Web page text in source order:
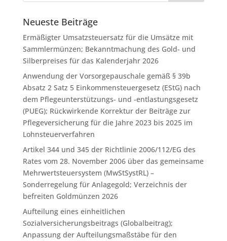
Neueste Beiträge
Ermäßigter Umsatzsteuersatz für die Umsätze mit
Sammlermünzen; Bekanntmachung des Gold- und
Silberpreises für das Kalenderjahr 2026
Anwendung der Vorsorgepauschale gemäß § 39b
Absatz 2 Satz 5 Einkommensteuergesetz (EStG) nach
dem Pflegeunterstützungs- und -entlastungsgesetz
(PUEG); Rückwirkende Korrektur der Beiträge zur
Pflegeversicherung für die Jahre 2023 bis 2025 im
Lohnsteuerverfahren
Artikel 344 und 345 der Richtlinie 2006/112/EG des
Rates vom 28. November 2006 über das gemeinsame
Mehrwertsteuersystem (MwStSystRL) –
Sonderregelung für Anlagegold; Verzeichnis der
befreiten Goldmünzen 2026
Aufteilung eines einheitlichen
Sozialversicherungsbeitrags (Globalbeitrag);
Anpassung der Aufteilungsmaßstäbe für den